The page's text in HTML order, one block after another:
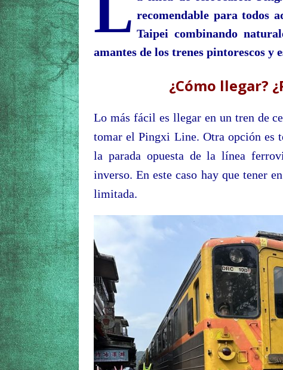
recomendable para todos
Taipei combinando
amantes de los trenes pintorescos y
¿Cómo llegar?
Lo más fácil es llegar en un tren de
tomar el Pingxi Line. Otra opción es
la parada opuesta de la línea
inverso. En este caso hay que tener
limitada.